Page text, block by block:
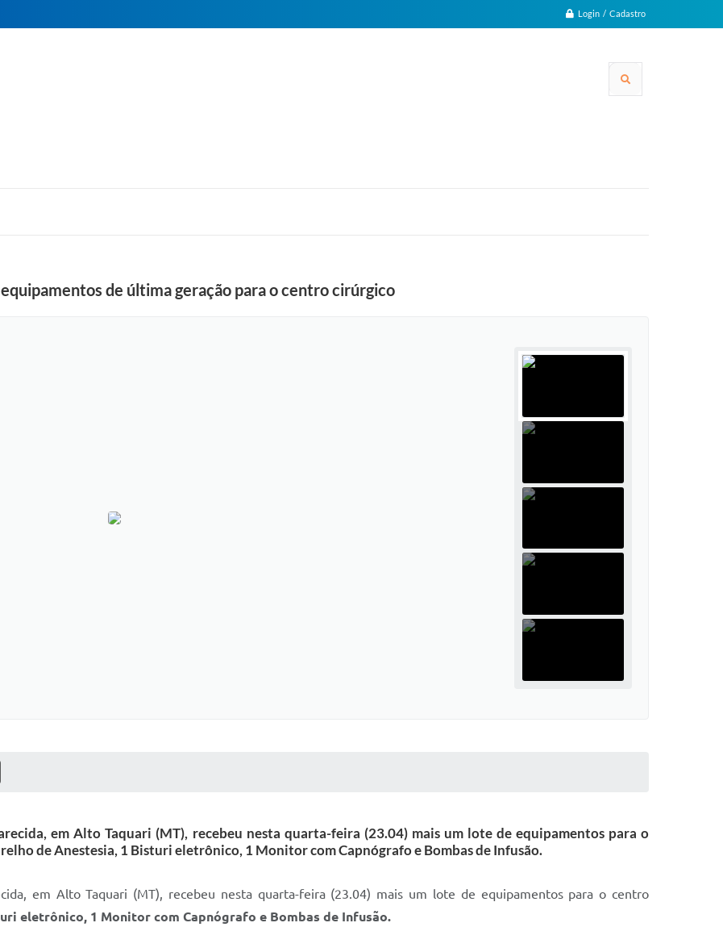
Login / Cadastro
de última geração para o centro cirúrgico
MÍDIAS
em Alto Taquari (MT), recebeu nesta quarta-feira (23.04) mais um lote de equipamentos para o
de Anestesia, 1 Bisturi eletrônico, 1 Monitor com Capnógrafo e Bombas de Infusão.
em Alto Taquari (MT), recebeu nesta quarta-feira (23.04) mais um lote de equipamentos para o centro
eletrônico, 1 Monitor com Capnógrafo e Bombas de Infusão.